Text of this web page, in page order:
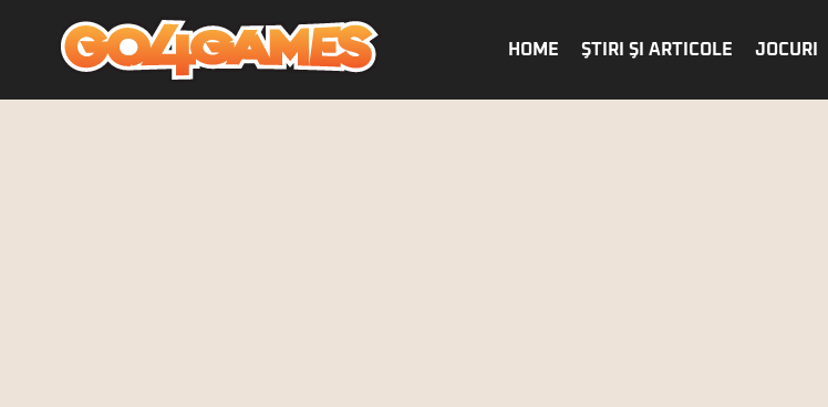
HOME ŞTIRI ŞI ARTICOLE JOCURI